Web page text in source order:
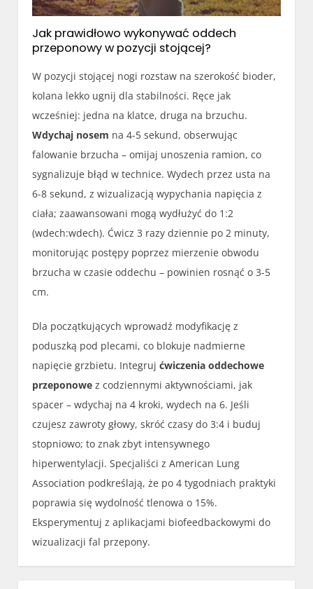
Jak prawidłowo wykonywać oddech
przeponowy w pozycji stojącej?
W pozycji stojącej nogi rozstaw na szerokość bioder,
kolana lekko ugnij dla stabilności. Ręce jak
wcześniej: jedna na klatce, druga na brzuchu.
Wdychaj nosem na 4-5 sekund, obserwując
falowanie brzucha – omijaj unoszenia ramion, co
sygnalizuje błąd w technice. Wydech przez usta na
6-8 sekund, z wizualizacją wypychania napięcia z
ciała; zaawansowani mogą wydłużyć do 1:2
(wdech:wdech). Ćwicz 3 razy dziennie po 2 minuty,
monitorując postępy poprzez mierzenie obwodu
brzucha w czasie oddechu – powinien rosnąć o 3-5
cm.
Dla początkujących wprowadź modyfikację z
poduszką pod plecami, co blokuje nadmierne
napięcie grzbietu. Integrujćwiczenia oddechowe
przeponowe z codziennymi aktywnościami, jak
spacer – wdychaj na 4 kroki, wydech na 6. Jeśli
czujesz zawroty głowy, skróć czasy do 3:4 i buduj
stopniowo; to znak zbyt intensywnego
hiperwentylacji. Specjaliści z American Lung
Association podkreślają, że po 4 tygodniach praktyki
poprawia się wydolność tlenowa o 15%.
Eksperymentuj z aplikacjami biofeedbackowymi do
wizualizacji fal przepony.